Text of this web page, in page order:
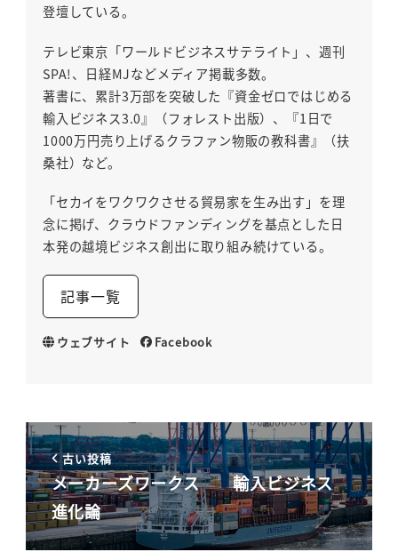
登壇している。
テレビ東京「ワールドビジネスサテライト」、週刊
SPA!、日経MJなどメディア掲載多数。
著書に、累計3万部を突破した『資金ゼロではじめる
輸入ビジネス3.0』（フォレスト出版）、『1日で
1000万円売り上げるクラファン物販の教科書』（扶
桑社）など。
「セカイをワクワクさせる貿易家を生み出す」を理
念に掲げ、クラウドファンディングを基点とした日
本発の越境ビジネス創出に取り組み続けている。
記事一覧
ウェブサイト Facebook
古い投稿
メーカーズワークス 輸入ビジネス
進化論